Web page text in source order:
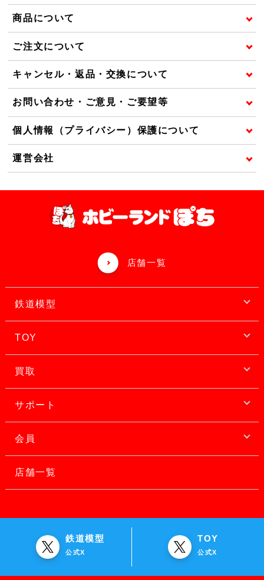
商品について
ご注文について
キャンセル・返品・交換について
お問い合わせ・ご意見・ご要望等
個人情報（プライバシー）保護について
運営会社
店舗一覧
鉄道模型
TOY
買取
サポート
会員
店舗一覧
鉄道模型
公式X
TOY
公式X